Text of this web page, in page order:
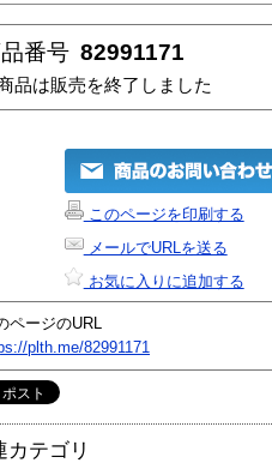
番号 82991171
品は販売を終了しました
このページを印刷する
メールでURLを送る
お気に入りに追加する
ページのURL
plth.me/82991171
カテゴリ